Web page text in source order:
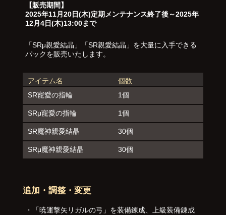
【販売期間】
2025年11月20日(木)定期メンテナンス終了後～2025年
12月4日(木)13:00まで
「SRμ親愛結晶」「SR親愛結晶」を大量に入手できる
パックを販売いたします。
アイテム名
個数
SR寵愛の指輪
1個
SRμ寵愛の指輪 1個
SR魔神親愛結晶 30個
SRμ魔神親愛結晶 30個
追加・調整・変更
・「暁運撃矢リガルの弓」を装備錬成、上級装備錬成